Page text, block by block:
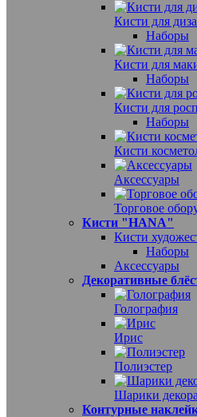
Кисти для
Наборы
Кисти для
Наборы
Кисти для
Наборы
Кисти
Аксессуары
Торговое
Кисти "HANA"
Кисти
Наборы
Аксессуары
Декоративные
Голография
Ирис
Полиэстер
Шарики
Контурные